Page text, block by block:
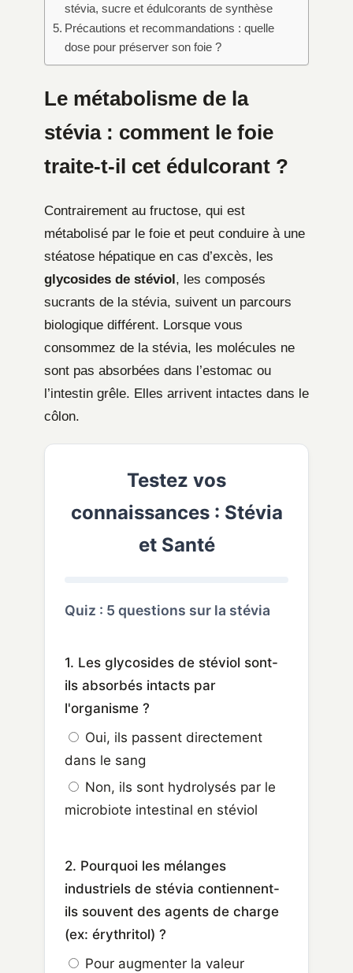
stévia, sucre et édulcorants de synthèse
Précautions et recommandations : quelle
dose pour préserver son foie ?
Le métabolisme de la
stévia : comment le foie
traite-t-il cet édulcorant ?
Contrairement au fructose, qui est
métabolisé par le foie et peut conduire à une
stéatose hépatique en cas d’excès, les
glycosides de stéviol, les composés
sucrants de la stévia, suivent un parcours
biologique différent. Lorsque vous
consommez de la stévia, les molécules ne
sont pas absorbées dans l’estomac ou
l’intestin grêle. Elles arrivent intactes dans le
côlon.
Testez vos
connaissances : Stévia
et Santé
Quiz : 5 questions sur la stévia
1. Les glycosides de stéviol sont-
ils absorbés intacts par
l'organisme ?
Oui, ils passent directement
dans le sang
Non, ils sont hydrolysés par le
microbiote intestinal en stéviol
2. Pourquoi les mélanges
industriels de stévia contiennent-
ils souvent des agents de charge
(ex: érythritol) ?
Pour augmenter la valeur